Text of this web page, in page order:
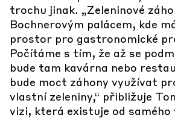
trochu jinak. „Zeleninové
Bochnerovým palácem, kde
prostor pro gastronomické
Počítáme s tím, že až se
bude tam kavárna nebo
bude moct záhony využívat
vlastní zeleniny,“ přibližuje
vizi, která existuje od samého